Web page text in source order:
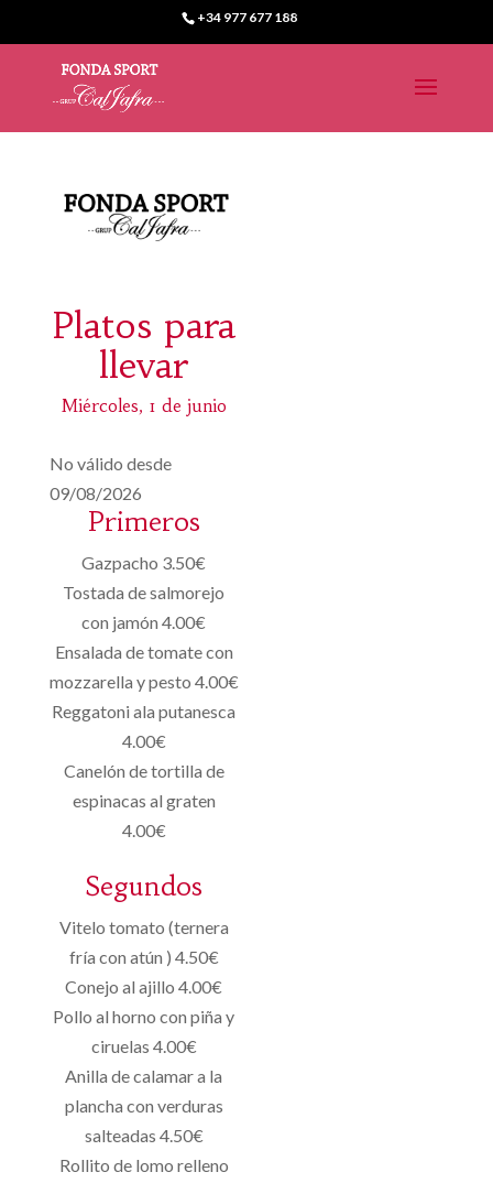
+34 977 677 188
Platos para
llevar
Miércoles, 1 de junio
No válido desde
09/08/2026
Primeros
Gazpacho 3.50€
Tostada de salmorejo
con jamón 4.00€
Ensalada de tomate con
mozzarella y pesto 4.00€
Reggatoni ala putanesca
4.00€
Canelón de tortilla de
espinacas al graten
4.00€
Segundos
Vitelo tomato (ternera
fría con atún ) 4.50€
Conejo al ajillo 4.00€
Pollo al horno con piña y
ciruelas 4.00€
Anilla de calamar a la
plancha con verduras
salteadas 4.50€
Rollito de lomo relleno